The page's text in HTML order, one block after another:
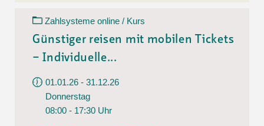
Zahlsysteme online / Kurs
Günstiger reisen mit mobilen Tickets
– Individuelle...
01.01.26 - 31.12.26
Donnerstag
08:00 - 17:30 Uhr